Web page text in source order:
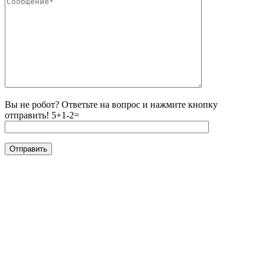
Вы не робот? Ответьте на вопрос и нажмите кнопку
отправить! 5+1-2=